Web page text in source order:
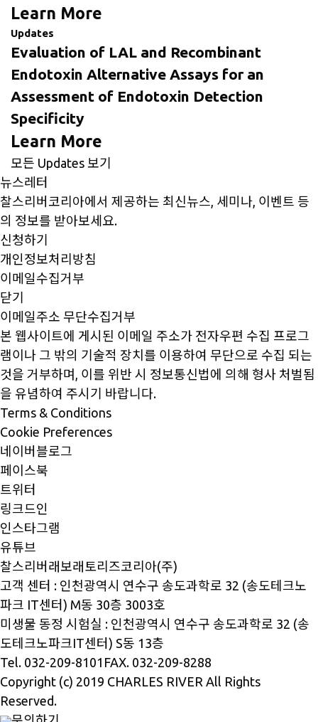
Learn More
Updates
Evaluation of LAL and Recombinant
Endotoxin Alternative Assays for an
Assessment of Endotoxin Detection
Specificity
Learn More
모든 Updates 보기
뉴스레터
찰스리버코리아에서 제공하는 최신뉴스, 세미나, 이벤트 등
의 정보를 받아보세요.
신청하기
개인정보처리방침
이메일수집거부
닫기
이메일주소 무단수집거부
본 웹사이트에 게시된 이메일 주소가 전자우편 수집 프로그
램이나 그 밖의 기술적 장치를 이용하여 무단으로 수집 되는
것을 거부하며, 이를 위반 시 정보통신법에 의해 형사 처벌됨
을 유념하여 주시기 바랍니다.
Terms & Conditions
Cookie Preferences
네이버블로그
페이스북
트위터
링크드인
인스타그램
유튜브
찰스리버래보래토리즈코리아(주)
고객 센터 : 인천광역시 연수구 송도과학로 32 (송도테크노
파크 IT센터) M동 30층 3003호
미생물 동정 시험실 : 인천광역시 연수구 송도과학로 32 (송
도테크노파크IT센터) S동 13층
Tel. 032-209-8101 FAX. 032-209-8288
Copyright (c) 2019 CHARLES RIVER All Rights
Reserved.